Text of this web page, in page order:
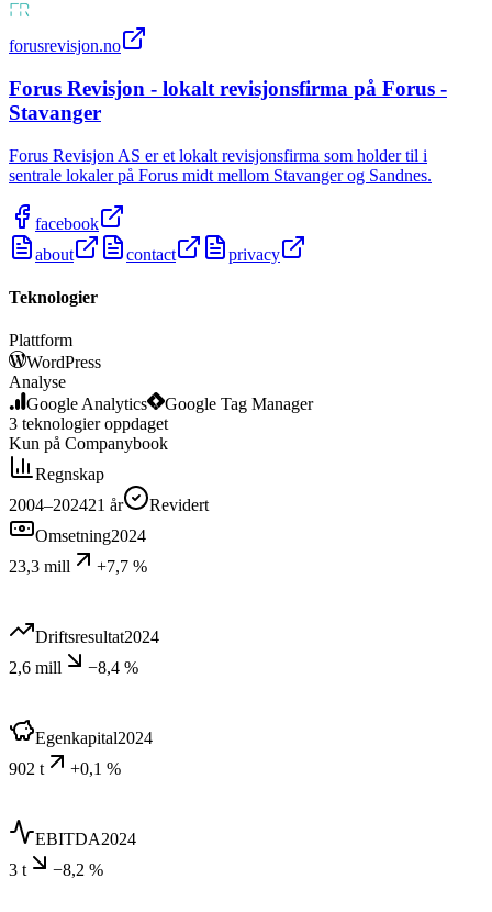
forusrevisjon.no
Forus Revisjon - lokalt revisjonsfirma på Forus -
Stavanger
Forus Revisjon AS er et lokalt revisjonsfirma som holder til i
sentrale lokaler på Forus midt mellom Stavanger og Sandnes.
facebook
about
contact privacy
Teknologier
Plattform
WordPress
Analyse
Google Analytics
Google Tag Manager
3 teknologier oppdaget
Kun på Companybook
Regnskap
2004–202421 år
Revidert
Omsetning2024
23,3 mill
+7,7 %
Driftsresultat2024
2,6 mill
−8,4 %
Egenkapital2024
902 t
+0,1 %
EBITDA2024
3 t
−8,2 %